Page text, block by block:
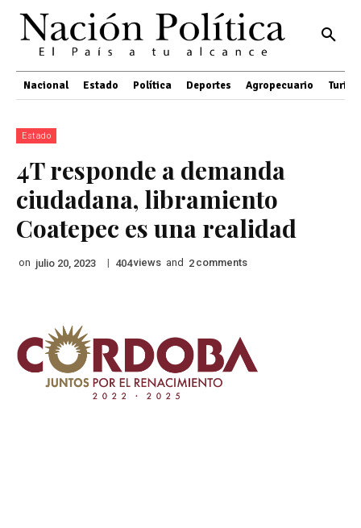
Nacional Estado Política Deportes Agropecuario
Estado
4T responde a demanda
ciudadana, libramiento
Coatepec es una realidad
on julio 20, 2023 | 404views and 2 comments